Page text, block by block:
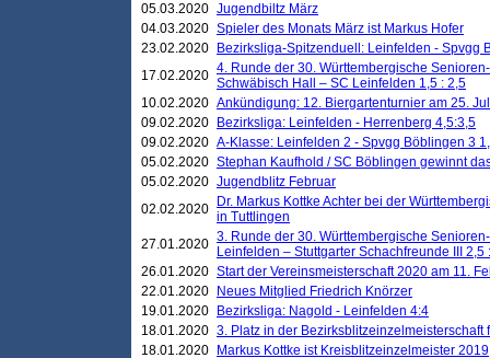
05.03.2020 Jugendbiltz März
04.03.2020 Spieler des Monats März ist Markus Hofer
23.02.2020
Bezirksliga-Spitzenduell: Leinfelden - Spvgg
17.02.2020 4. Runde der 30. Württembergische
Schwäbisch Hall – SC Leinfelden 1,5 : 2,5
10.02.2020 Ankündigung: 12. Biergartenturnier am 25.
09.02.2020
Bezirksliga: Leinfelden - Herrenberg 4,5:3,5
09.02.2020 A-Klasse: Leinfelden 2 - Spvgg Böblingen 3
05.02.2020 Stephan Kaufhold / SC Böblingen gewinnt
05.02.2020 Jugendblitz Februar
02.02.2020
Dr. Markus Kottke Achter bei der
in Tuttlingen
27.01.2020 3. Runde der 30. Württembergische
Leinfelden – Stuttgarter Schachfreunde III 2,5
26.01.2020 Start der Vereinsmeisterschaft 2020 am 11.
22.01.2020
Neues Mitglied Friedrich Knörzer
19.01.2020
Bezirksliga: Nagold - Leinfelden 4:4
18.01.2020 3. Platz in der Bezirksblitzeinzelmeisterschaft
18.01.2020
Markus Kottke ist Kreisblitzeinzelmeister 2019